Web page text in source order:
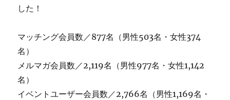
した！
マッチング会員数／877名（男性503名・女性374
名）
メルマガ会員数／2,119名（男性977名・女性1,142
名）
イベントユーザー会員数／2,766名（男性1,169名・